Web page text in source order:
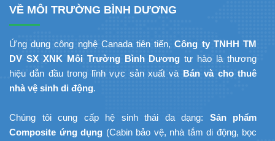
VỀ MÔI TRƯỜNG BÌNH DƯƠNG
Ứng dụng công nghệ Canada tiên tiến,Công ty TNHH TM
DV SX XNK Môi Trường Bình Dương tự hào là thương
hiệu dẫn đầu trong lĩnh vực sản xuất và Bán và cho thuê
nhà vệ sinh di động.
Chúng tôi cung cấp hệ sinh thái đa dạng: Sản phẩm
Composite ứng dụng (Cabin bảo vệ, nhà tắm di động, bọc